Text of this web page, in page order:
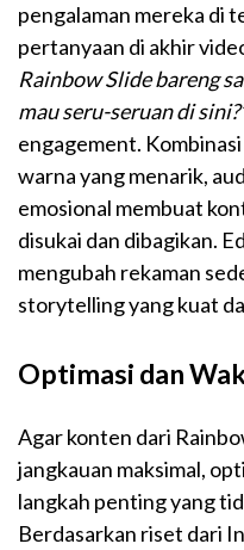
pengalaman mereka di
pertanyaan di akhir
Rainbow Slide bareng
mau seru-seruan di
engagement.
warna yang menarik,
emosional membuat
disukai dan dibagikan.
mengubah rekaman
storytelling yang kuat
Optimasi dan
Agar konten dari
jangkauan maksimal,
langkah penting yang
Berdasarkan riset dari